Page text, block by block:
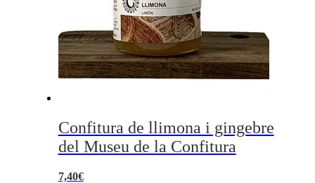
Confitura de llimona i gingebre
del Museu de la Confitura
7,40€